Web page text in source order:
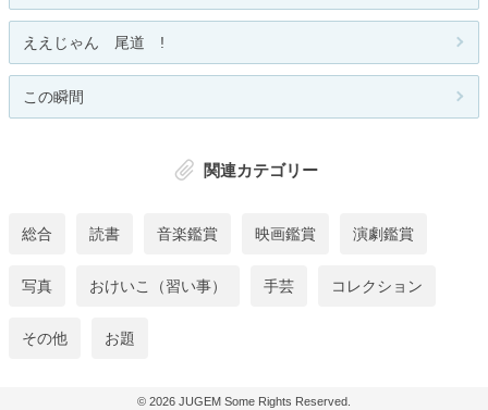
ええじゃん 尾道 !
この瞬間
関連カテゴリー
総合 読書 音楽鑑賞 映画鑑賞 演劇鑑賞
写真 おけいこ（習い事） 手芸 コレクション
その他 お題
© 2026 JUGEM Some Rights Reserved.